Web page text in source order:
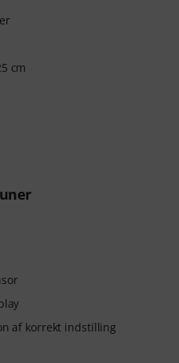
cm
af korrekt indstilling